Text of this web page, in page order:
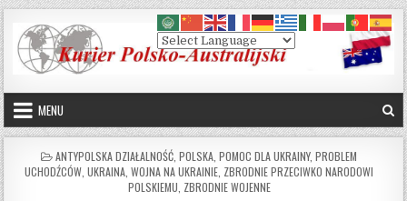
Skip to content
MENU
POSTED IN
ANTYPOLSKA DZIAŁALNOŚĆ POLSKA POMOC DLA UKRAINY, PROBLEM
UCHODŹCÓW UKRAINA WOJNA NA UKRAINIE ZBRODNIE PRZECIWKO NARODOWI
POLSKIEMU ZBRODNIE WOJENNE